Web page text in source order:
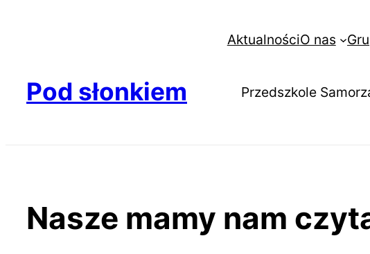
AktualnościO nas
Pod słonkiem Przedszkole
Nasze mamy nam